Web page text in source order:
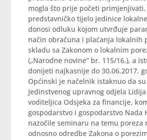
mogla što prije početi
predstavničko tijelo jedinice
donosi odluku kojom utvrđuje
način obračuna i plaćanja lokalnih
skladu sa Zakonom o lokalnim
(„Narodne novine“ br. 115/16.), a
donijeti najkasnije do 30.06.2017.
Općinski je načelnik istaknuo da
Jedinstvenog upravnog odjela
voditeljica Odsjeka za financije,
gospodarstvo i gospodarstvo Nada
nazočile seminaru na temu poreza
odnosno odredbe Zakona o